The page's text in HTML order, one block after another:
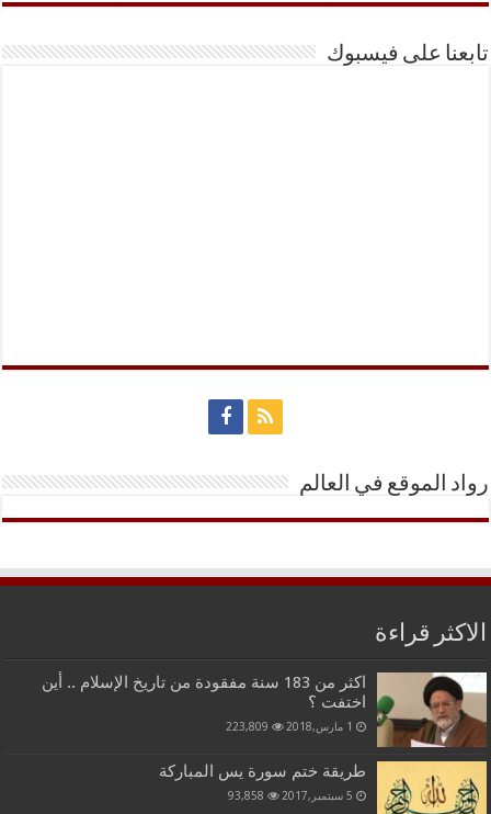
تابعنا على فيسبوك
رواد الموقع في العالم
الاكثر قراءة
اكثر من 183 سنة مفقودة من تاريخ الإسلام .. أين
اختفت ؟
1 مارس,2018 223,809
طريقة ختم سورة يس المباركة
5 سبتمبر,2017 93,858